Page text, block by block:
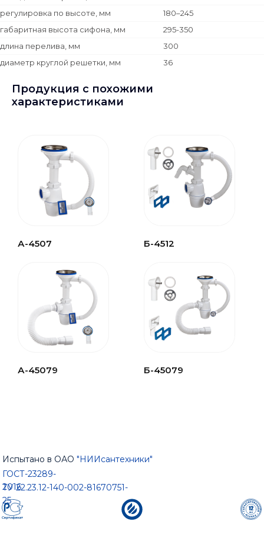
регулировка по высоте, мм
180–245
габаритная высота сифона, мм
295-350
длина перелива, мм
300
диаметр круглой решетки, мм
36
прокладка полукруглая, мм
Продукция с похожими
характеристиками
А-4507 Б-4512
А-45079 Б-45079
Испытано в ОАО "НИИсантехники"
ТУ 22.23.12-140-002-81670751-
25
ГОСТ-23289-
2016